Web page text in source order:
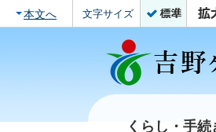
本文へ 文字サイズ
くらし・手続